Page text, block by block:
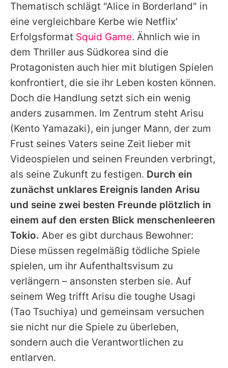
Thematisch schlägt "Alice in Borderland" in
eine vergleichbare Kerbe wie Netflix'
Erfolgsformat Squid Game. Ähnlich wie in
dem Thriller aus Südkorea sind die
Protagonisten auch hier mit blutigen Spielen
konfrontiert, die sie ihr Leben kosten können.
Doch die Handlung setzt sich ein wenig
anders zusammen. Im Zentrum steht Arisu
(Kento Yamazaki), ein junger Mann, der zum
Frust seines Vaters seine Zeit lieber mit
Videospielen und seinen Freunden verbringt,
als seine Zukunft zu festigen. Durch ein
zunächst unklares Ereignis landen Arisu
und seine zwei besten Freunde plötzlich in
einem auf den ersten Blick menschenleeren
Tokio. Aber es gibt durchaus Bewohner:
Diese müssen regelmäßig tödliche Spiele
spielen, um ihr Aufenthaltsvisum zu
verlängern – ansonsten sterben sie. Auf
seinem Weg trifft Arisu die toughe Usagi
(Tao Tsuchiya) und gemeinsam versuchen
sie nicht nur die Spiele zu überleben,
sondern auch die Verantwortlichen zu
entlarven.